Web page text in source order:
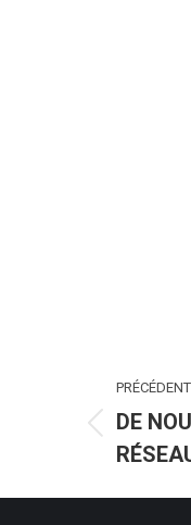
PRÉCÉDENT
précédent
:
DE